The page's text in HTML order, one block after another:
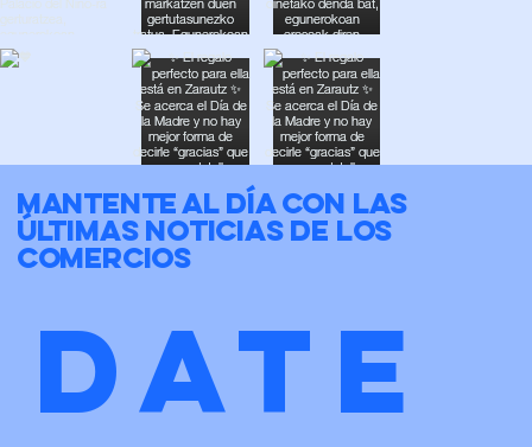
Mantente al día con las
últimas noticias de los
comercios
Date